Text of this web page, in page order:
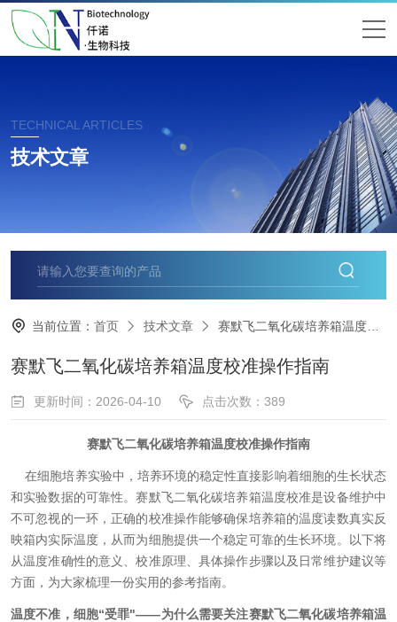
TECHNICAL ARTICLES
技术文章
当前位置： 首页 技术文章 ​赛默飞二氧化碳培养箱温度校准操作指南
​赛默飞二氧化碳培养箱温度校准操作指南
更新时间：2026-04-10 点击次数：389
赛默飞二氧化碳培养箱温度校准操作指南
在细胞培养实验中，培养环境的稳定性直接影响着细胞的生长状态
和实验数据的可靠性。赛默飞二氧化碳培养箱温度校准是设备维护中
不可忽视的一环，正确的校准操作能够确保培养箱的温度读数真实反
映箱内实际温度，从而为细胞提供一个稳定可靠的生长环境。以下将
从温度准确性的意义、校准原理、具体操作步骤以及日常维护建议等
方面，为大家梳理一份实用的参考指南。
温度不准，细胞“受罪"——为什么需要关注赛默飞二氧化碳培养箱温